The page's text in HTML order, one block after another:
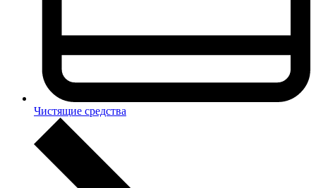
Чистящие средства